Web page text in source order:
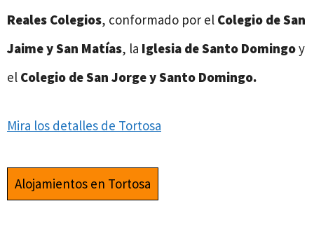
Reales Colegios, conformado por el Colegio de San
Jaime y San Matías, la Iglesia de Santo Domingoy
el Colegio de San Jorge y Santo Domingo.
Mira los detalles de Tortosa
Alojamientos en Tortosa